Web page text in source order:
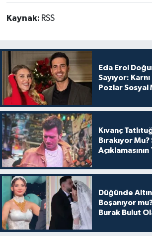
Kaynak: RSS
Eda Erol
Sayıyor:
Pozlar Sosyal
Kıvanç
Bırakıyor
Düğünde
Boşanıyor
Burak Bulut